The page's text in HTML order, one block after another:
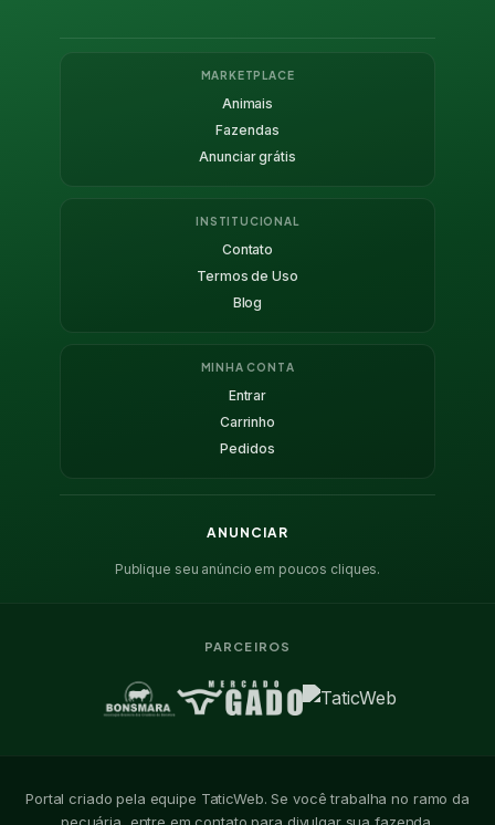
MARKETPLACE
Animais
Fazendas
Anunciar grátis
INSTITUCIONAL
Contato
Termos de Uso
Blog
MINHA CONTA
Entrar
Carrinho
Pedidos
ANUNCIAR
Publique seu anúncio em poucos cliques.
PARCEIROS
Portal criado pela equipe TaticWeb. Se você trabalha no ramo da